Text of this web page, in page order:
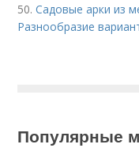
50.Садовые арки из
Разнообразие
Популярные